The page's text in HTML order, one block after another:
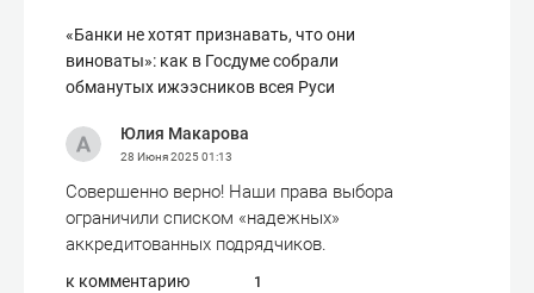
«Банки не хотят признавать, что они
виноваты»: как в Госдуме собрали
обманутых ижээсников всея Руси
Юлия Макарова
28 Июня 202501:13
Совершенно верно! Наши права выбора
ограничили списком «надежных»
аккредитованных подрядчиков.
к комментарию 1